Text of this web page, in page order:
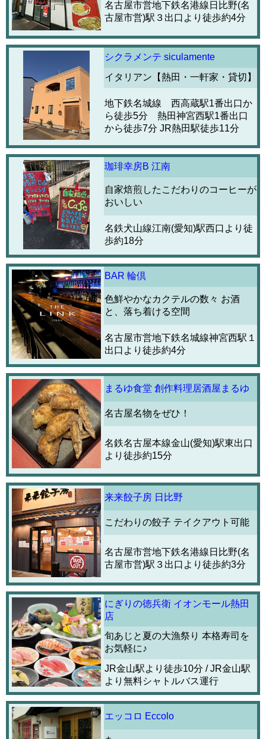
名古屋市営地下鉄名港線日比野(名
古屋市営)駅３出口より徒歩約4分
シクラメンテ siculamente
イタリアン【熱田・一軒家・貸切】
地下鉄名城線 西高蔵駅1番出口か
ら徒歩5分 熱田神宮西駅1番出口
から徒歩7分 JR熱田駅徒歩11分
珈琲幸房B 江南
自家焙煎したこだわりのコーヒーが
おいしい
名鉄犬山線江南(愛知)駅西口より徒
歩約18分
BAR 輪倶
色鮮やかなカクテルの数々 お酒
と、落ち着ける空間
名古屋市営地下鉄名城線神宮西駅１
出口より徒歩約4分
まるゆ食堂 創作料理居酒屋まるゆ
名古屋名物をぜひ！
名鉄名古屋本線金山(愛知)駅東出口
より徒歩約15分
来来餃子房 日比野
こだわりの餃子 テイクアウト可能
名古屋市営地下鉄名港線日比野(名
古屋市営)駅３出口より徒歩約3分
にぎりの徳兵衛 イオンモール熱田
店
旬あじと夏の大漁祭り 本格寿司を
お気軽に♪
JR金山駅より徒歩10分 / JR金山駅
より無料シャトルバス運行
エッコロ Eccolo